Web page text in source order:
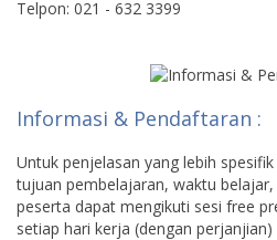
Telpon: 021 - 632 3399
Informasi & Pendaftaran :
Untuk penjelasan yang lebih
tujuan pembelajaran, waktu
peserta dapat mengikuti sesi free
setiap hari kerja (dengan perjanjian)